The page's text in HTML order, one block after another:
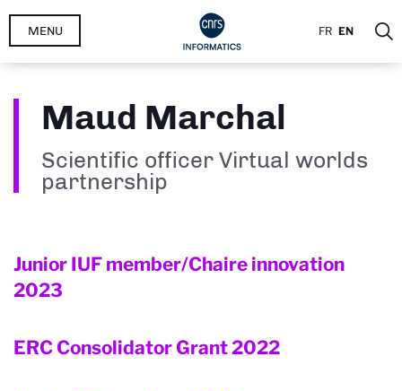
Skip
FR EN
MENU
Maud Marchal
Scientific officer Virtual worlds
partnership
Junior IUF member/Chaire innovation
2023
ERC Consolidator Grant2022